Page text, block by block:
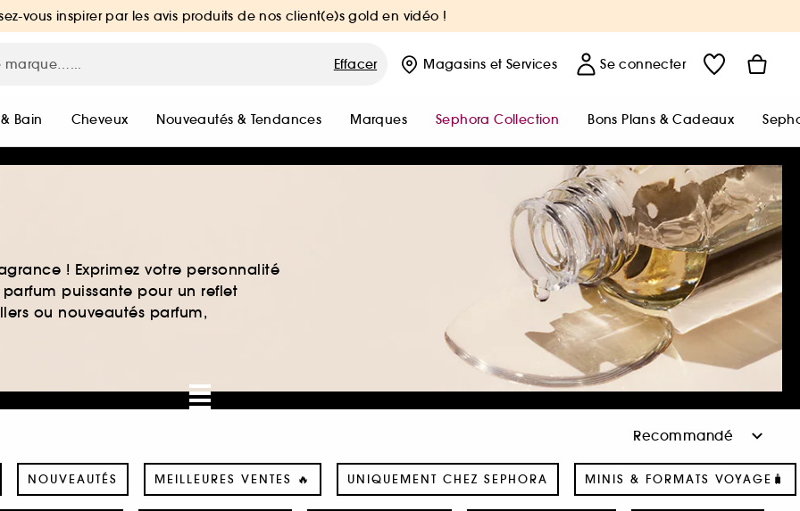
vous inspirer par les avis produits de nos client(e)s gold en vidéo !
Effacer Magasins et Services Se connecter
Bain Cheveux Nouveautés & Tendances Marques Sephora Collection Bons Plans & Cadeaux
! Exprimez votre personnalité
puissante pour un reflet
ou nouveautés parfum,
NOUVEAUTÉS MEILLEURES VENTES 🔥 UNIQUEMENT CHEZ SEPHORA MINIS & FORMATS VOYAGE🧳